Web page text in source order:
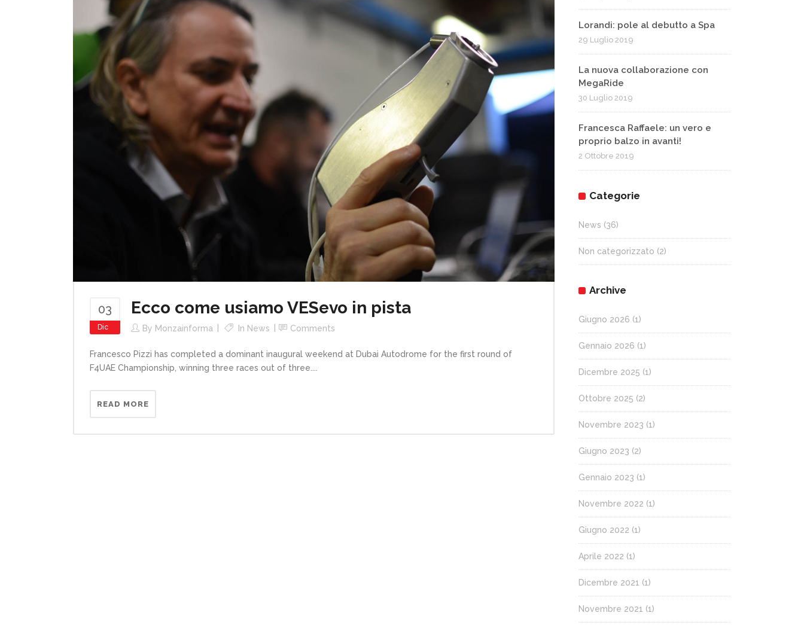
03
Dic
Ecco come usiamo VESevo in pista
By Monzainforma In News Comments
Francesco Pizzi has completed a dominant inaugural weekend at Dubai Autodrome for the first round of
F4UAE Championship, winning three races out of three....
READ MORE
Lorandi: pole al debutto a Spa
29 Luglio 2019
La nuova collaborazione con
MegaRide
30 Luglio 2019
Francesca Raffaele: un vero e
proprio balzo in avanti!
2 Ottobre 2019
Categorie
News (36)
Non categorizzato (2)
Archive
Giugno 2026 (1)
Gennaio 2026 (1)
Dicembre 2025 (1)
Ottobre 2025 (2)
Novembre 2023 (1)
Giugno 2023 (2)
Gennaio 2023 (1)
Novembre 2022 (1)
Giugno 2022 (1)
Aprile 2022 (1)
Dicembre 2021 (1)
Novembre 2021 (1)